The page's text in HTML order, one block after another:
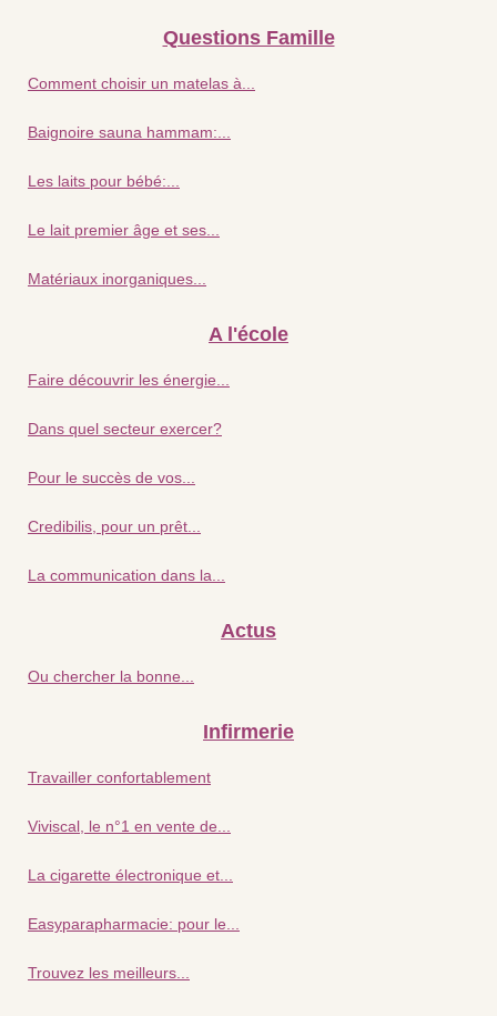
Questions Famille
Comment choisir un matelas à...
Baignoire sauna hammam:...
Les laits pour bébé:...
Le lait premier âge et ses...
Matériaux inorganiques...
A l'école
Faire découvrir les énergie...
Dans quel secteur exercer?
Pour le succès de vos...
Credibilis, pour un prêt...
La communication dans la...
Actus
Ou chercher la bonne...
Infirmerie
Travailler confortablement
Viviscal, le n°1 en vente de...
La cigarette électronique et...
Easyparapharmacie: pour le...
Trouvez les meilleurs...